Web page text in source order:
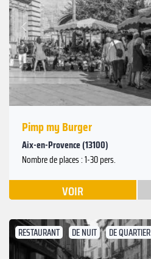
Précédent
Pimp my Burger
Aix-en-Provence (13100)
Nombre de places : 1-30 pers.
VOIR
RESTAURANT DE NUIT DE QUARTIER